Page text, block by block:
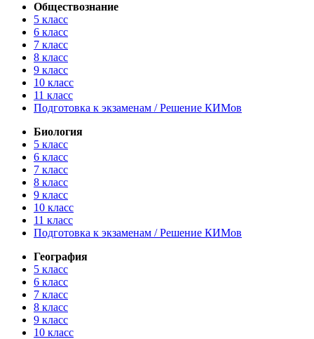
Обществознание
5 класс
6 класс
7 класс
8 класс
9 класс
10 класс
11 класс
Подготовка к экзаменам / Решение КИМов
Биология
5 класс
6 класс
7 класс
8 класс
9 класс
10 класс
11 класс
Подготовка к экзаменам / Решение КИМов
География
5 класс
6 класс
7 класс
8 класс
9 класс
10 класс